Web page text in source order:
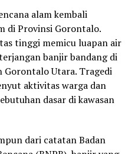
wajar untuk
kuat.
mandi 2-3 kali seminggu
data tambahan dari
melakukan olahraga
yang bersinggungan
memiliki kondisi medis
alam kembali
di Provinsi Gorontalo.
tinggi memicu luapan air
banjir bandang di
Gorontalo Utara. Tragedi
aktivitas warga dan
dasar di kawasan
dari catatan Badan